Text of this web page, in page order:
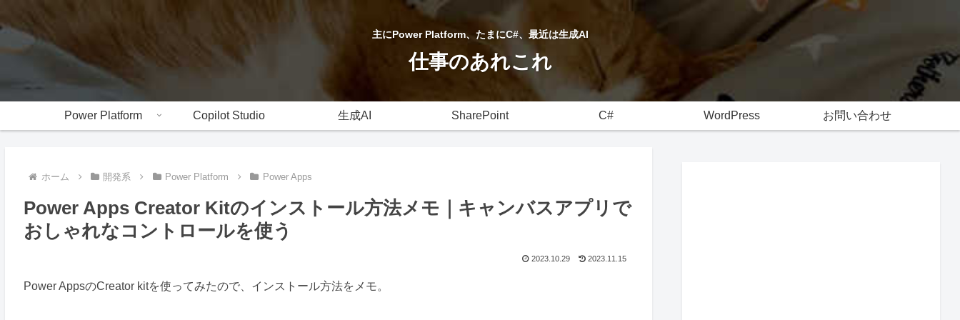
主にPower Platform、たまにC#、最近は生成AI
仕事のあれこれ
Power Platform Copilot Studio 生成AI SharePoint C# WordPress お問い合わせ
ホーム 開発系 Power Platform Power Apps
Power Apps Creator Kitのインストール方法メモ｜キャンバスアプリで
おしゃれなコントロールを使う
2023.10.29 2023.11.15
Power AppsのCreator kitを使ってみたので、インストール方法をメモ。